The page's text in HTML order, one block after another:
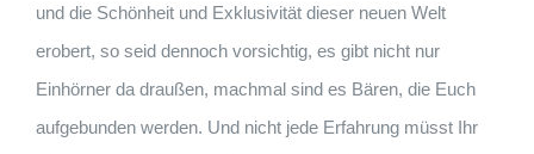
und die Schönheit und Exklusivität dieser neuen Welt
erobert, so seid dennoch vorsichtig, es gibt nicht nur
Einhörner da draußen, machmal sind es Bären, die Euch
aufgebunden werden. Und nicht jede Erfahrung müsst Ihr